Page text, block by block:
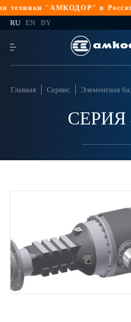
техники "АМКОДОР" в
RU EN BY
Главная Сервис Элементная
СЕРИЯ